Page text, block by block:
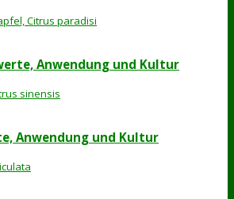
Anwendung und Kultur
Anwendung und Kultur